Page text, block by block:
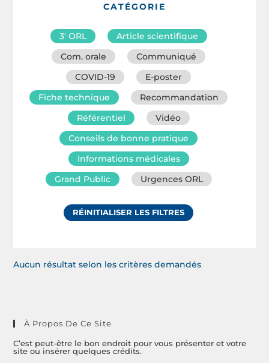
CATÉGORIE
3′ ORL
Article scientifique
Com. orale
Communiqué
COVID-19
E-poster
Fiche technique
Recommandation
Référentiel
Vidéo
Conseils de bonne pratique
Informations médicales
Grand Public
Urgences ORL
RÉINITIALISER LES FILTRES
Aucun résultat selon les critères demandés
À Propos De Ce Site
C’est peut-être le bon endroit pour vous présenter et votre
site ou insérer quelques crédits.